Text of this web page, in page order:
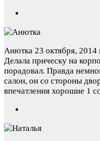
Анютка 23 октября, 2014
Делала прическу на
порадовал. Правда
салон, он со стороны
впечатления хорошие 1